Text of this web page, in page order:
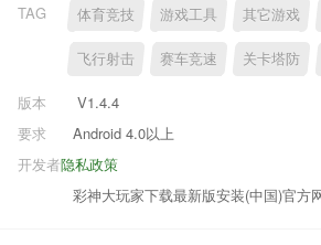
TAG 体育竞技 游戏工具 其它游戏
飞行射击 赛车竞速 关卡塔防
版本
V1.4.4
要求
Android 4.0以上
隐私政策
开发者
彩神大玩家下载最新版安装(中国)官方